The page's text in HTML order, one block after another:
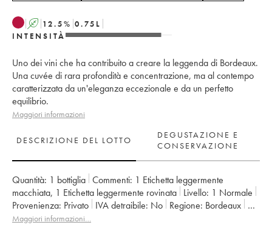
A 12.5% 0.75 L
INTENSITÀ
Uno dei vini che ha contribuito a creare la leggenda di Bordeaux.
Una cuvée di rara profondità e concentrazione, ma al contempo
caratterizzata da un'eleganza eccezionale e da un perfetto
equilibrio.
Maggiori informazioni
DESCRIZIONE DEL LOTTO
DEGUSTAZIONE E
CONSERVAZIONE
Quantità: 1 bottiglia Commenti: 1 Etichetta leggermente
macchiata, 1 Etichetta leggermente rovinata Livello: 1 Normale
Provenienza:
privato IVA detraibile: no Regione:
Bordeaux
Denominazione: Pauillac
Maggiori informazioni…